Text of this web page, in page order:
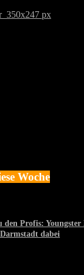
Woche
den Profis:
dabei